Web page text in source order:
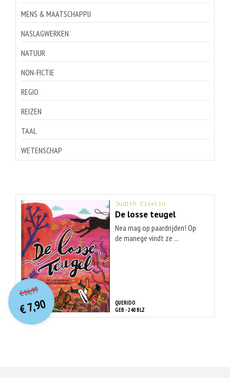
MENS & MAATSCHAPPIJ
NASLAGWERKEN
NATUUR
NON-FICTIE
REGIO
REIZEN
TAAL
WETENSCHAP
Judith Eiselin
De losse teugel
Nea mag op paardrijden! Op
de manege vindt ze ...
QUERIDO
GEB - 240 BLZ
€16,99O
orspr
onkelijke
prijs
was:
€ 16,99.
€7,90
Huidige
prijs
is:
€ 7,90.